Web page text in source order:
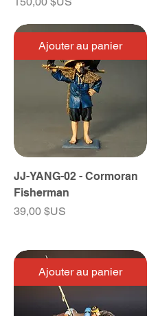
Ajouter au panier
JJ-YANG-02 - Cormoran
Fisherman
Prix
39,00 $US
Ajouter au panier